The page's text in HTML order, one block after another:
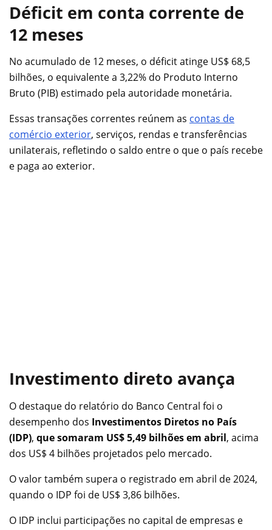
Déficit em conta corrente de
12 meses
No acumulado de 12 meses, o déficit atinge US$ 68,5
bilhões, o equivalente a 3,22% do Produto Interno
Bruto (PIB) estimado pela autoridade monetária.
Essas transações correntes reúnem as contas de
comércio exterior, serviços, rendas e transferências
unilaterais, refletindo o saldo entre o que o país recebe
e paga ao exterior.
Investimento direto avança
O destaque do relatório do Banco Central foi o
desempenho dos Investimentos Diretos no País
(IDP), quesomaram US$ 5,49 bilhões em abril, acima
dos US$ 4 bilhões projetados pelo mercado.
O valor também supera o registrado em abril de 2024,
quando o IDP foi de US$ 3,86 bilhões.
O IDP inclui participações no capital de empresas e